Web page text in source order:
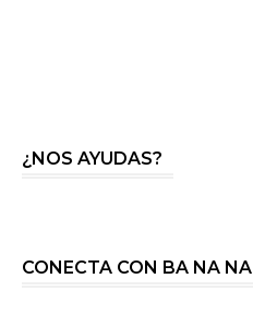
¿NOS AYUDAS?
CONECTA CON BA NA NA